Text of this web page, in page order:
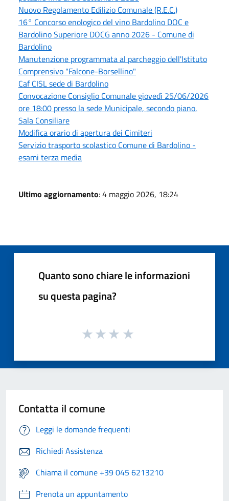
Nuovo Regolamento Edilizio Comunale (R.E.C.)
16° Concorso enologico del vino Bardolino DOC e
Bardolino Superiore DOCG anno 2026 - Comune di
Bardolino
Manutenzione programmata al parcheggio dell'Istituto
Comprensivo "Falcone-Borsellino"
Caf CISL sede di Bardolino
Convocazione Consiglio Comunale giovedì 25/06/2026
ore 18:00 presso la sede Municipale, secondo piano,
Sala Consiliare
Modifica orario di apertura dei Cimiteri
Servizio trasporto scolastico Comune di Bardolino -
esami terza media
Ultimo aggiornamento: 4 maggio 2026, 18:24
Quanto sono chiare le informazioni
su questa pagina?
Contatta il comune
Leggi le domande frequenti
Richiedi Assistenza
Chiama il comune +39 045 6213210
Prenota un appuntamento